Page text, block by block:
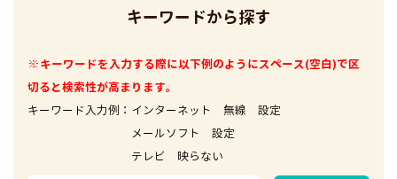
キーワードから探す
※キーワードを入力する際に以下例のようにスペース(空白)で区
切ると検索性が高まります。
キーワード入力例：インターネット 無線 設定
メールソフト 設定
テレビ 映らない